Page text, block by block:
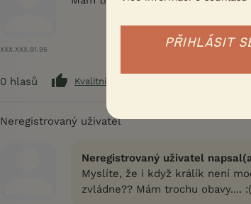
XXX.XXX.91.95
0 hlasů Kvalitní příspěvek
Neregistrovaný uživatel
Neregistrovaný uživatel
Myslíte, že i když králík není
zvládne?? Mám trochu obavy.... :(
PŘIHLÁSIT